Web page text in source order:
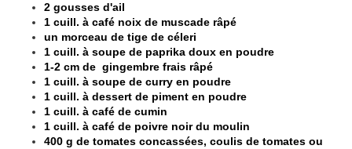
2 gousses d'ail
1 cuill. à café noix de muscade râpé
un morceau de tige de céleri
1 cuill. à soupe de paprika doux en poudre
1-2 cm de gingembre frais râpé
1 cuill. à soupe de curry en poudre
1 cuill. à dessert de piment en poudre
1 cuill. à café de cumin
1 cuill. à café de poivre noir du moulin
400 g de tomates concassées, coulis de tomates ou